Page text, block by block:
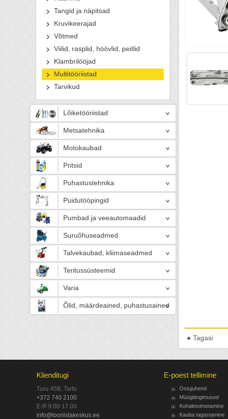
Tangid ja näpitsad
Kruvikeerajad
Võtmed
Viilid, rasplid, höövlid, peitlid
Klambrilööjad
Multitööriistad
Tarvikud
Lõiketööriistad
Metsatehnika
Motokaubad
Pritsid
Puhastustehnika
Puidutööpingid
Pumbad ja veeautomaadid
Suruõhuseadmed
Talvekaubad, kliimaseadmed
Teritussüsteemid
Varia
Õlid, määrdeained, puhastusained
Tagasi
Klienditugi
Turu 45B, Tartu
+372 740 2100
E-R 9.00-17.00
info@tooriistakeskus.ee
E-poest tellimine
Ostujuhend
Müügitingimused
Kohaletoimetamine
Kauba tagastamine